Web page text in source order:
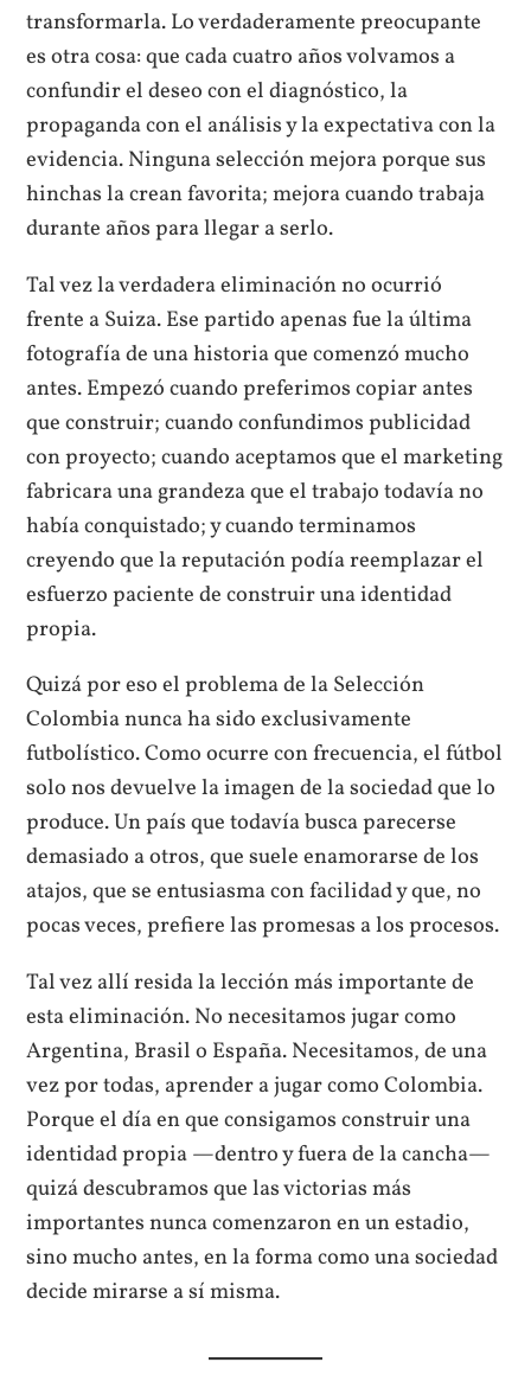
transformarla. Lo verdaderamente preocupante
es otra cosa: que cada cuatro años volvamos a
confundir el deseo con el diagnóstico, la
propaganda con el análisis y la expectativa con la
evidencia. Ninguna selección mejora porque sus
hinchas la crean favorita; mejora cuando trabaja
durante años para llegar a serlo.
Tal vez la verdadera eliminación no ocurrió
frente a Suiza. Ese partido apenas fue la última
fotografía de una historia que comenzó mucho
antes. Empezó cuando preferimos copiar antes
que construir; cuando confundimos publicidad
con proyecto; cuando aceptamos que el marketing
fabricara una grandeza que el trabajo todavía no
había conquistado; y cuando terminamos
creyendo que la reputación podía reemplazar el
esfuerzo paciente de construir una identidad
propia.
Quizá por eso el problema de la Selección
Colombia nunca ha sido exclusivamente
futbolístico. Como ocurre con frecuencia, el fútbol
solo nos devuelve la imagen de la sociedad que lo
produce. Un país que todavía busca parecerse
demasiado a otros, que suele enamorarse de los
atajos, que se entusiasma con facilidad y que, no
pocas veces, prefiere las promesas a los procesos.
Tal vez allí resida la lección más importante de
esta eliminación. No necesitamos jugar como
Argentina, Brasil o España. Necesitamos, de una
vez por todas, aprender a jugar como Colombia.
Porque el día en que consigamos construir una
identidad propia —dentro y fuera de la cancha—
quizá descubramos que las victorias más
importantes nunca comenzaron en un estadio,
sino mucho antes, en la forma como una sociedad
decide mirarse a sí misma.